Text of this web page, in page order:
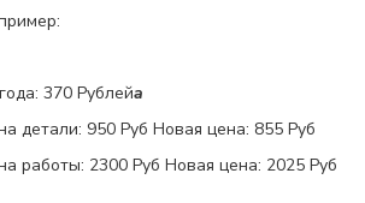
370 Рублейa
детали: 950 Руб Новая цена: 855 Руб
работы: 2300 Руб Новая цена: 2025 Руб